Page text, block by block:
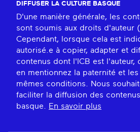
DIFFUSER LA CULTURE BASQUE
D'une manière générale, les
sont soumis aux droits d'auteur
Cependant, lorsque cela est
autorisé.e à copier, adapter et
contenus dont l'ICB est l'auteur,
en mentionnez la paternité et
mêmes conditions. Nous
faciliter la diffusion des
basque.
En savoir plus